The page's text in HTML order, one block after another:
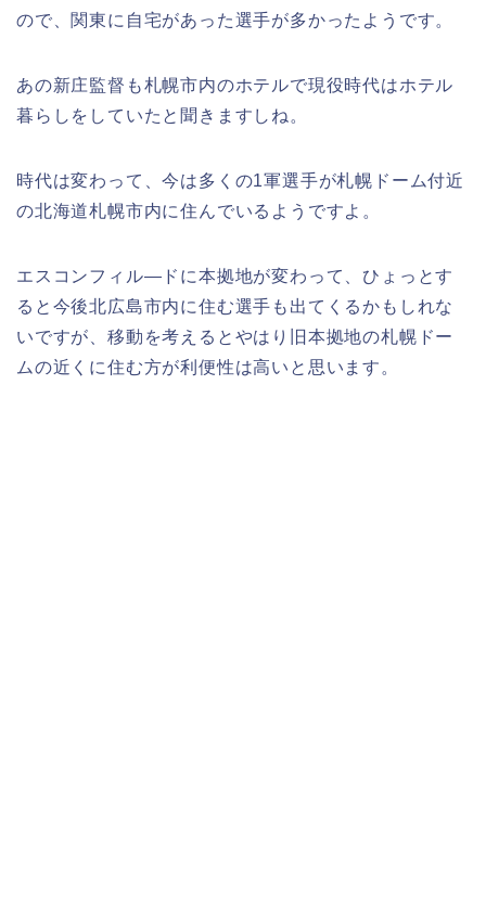
ので、関東に自宅があった選手が多かったようです。
あの新庄監督も札幌市内のホテルで現役時代はホテル
暮らしをしていたと聞きますしね。
時代は変わって、今は多くの1軍選手が札幌ドーム付近
の北海道札幌市内に住んでいるようですよ。
エスコンフィル―ドに本拠地が変わって、ひょっとす
ると今後北広島市内に住む選手も出てくるかもしれな
いですが、移動を考えるとやはり旧本拠地の札幌ドー
ムの近くに住む方が利便性は高いと思います。